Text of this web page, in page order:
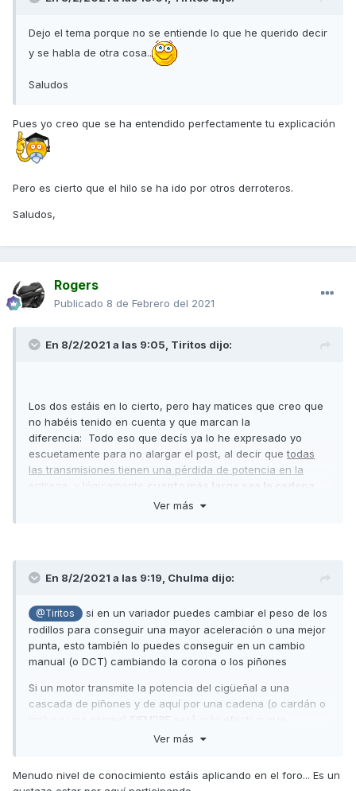
Dejo el tema porque no se entiende lo que he querido decir
y se habla de otra cosa..
Saludos
Pues yo creo que se ha entendido perfectamente tu explicación
Pero es cierto que el hilo se ha ido por otros derroteros.
Saludos,
Rogers
Publicado 8 de Febrero del 2021
En 8/2/2021 a las 9:05, Tiritos dijo:
Los dos estáis en lo cierto, pero hay matices que creo que
no habéis tenido en cuenta y que marcan la
diferencia: Todo eso que decís ya lo he expresado yo
escuetamente para no alargar el post, al decir quetodas
las transmisiones tienen una pérdida de potencia en la
y lógicamente
cuanto más larga sea la cadena
nº de elementos que intervienen),
revoluciones de ruedatodos los vehículos
para poder transferir la potencia que se consigue en un
motor de explosióna base de muchas revoluciones a la
rueda que no puede ir a esas revoluciones, esa reducción
puede ir en diferentes etapas, y con diferentes sistemas,
sistema elegido por el fabricante (todos los sistemas
pierden potencia en la entrega, no discutimos que unos
variador es la que más pierde en la entrega debido a
justifico el comentario del compañero
@JuanOky
,
Ver más
En 8/2/2021 a las 9:19, Chulma dijo:
@Tiritos
si en un variador puedes cambiar el peso de los
rodillos para conseguir una mayor aceleración o una mejor
punta, esto también lo puedes conseguir en un cambio
manual (o DCT) cambiando la corona o los piñones
Si un motor transmite la potencia del cigüeñal a una
cascada de piñones y de aquí por una cadena (o cardán o
cualquiera de los sistemas que utilizan la AK, la C650 o la
correas + cadena, aparte de pasar por más ejes
Ver más
Menudo nivel de conocimiento estáis aplicando en el foro... Es un